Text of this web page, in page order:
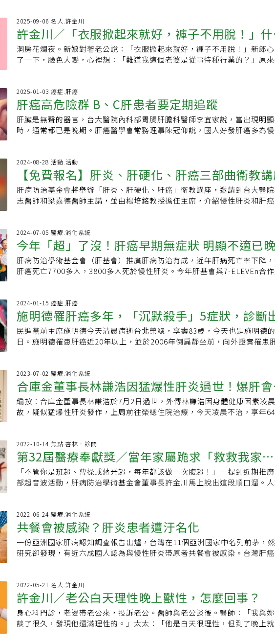
2025-09-06 名人.許金川
許金川／「衣服掀起來就好，褲子不用脫！」什
行業？
洞房花燭夜。新娘對著老公說：「衣服掀起來就好，褲子不用脫！」新郎
了一下，臉色大變，心裡想：「難道我這個老婆是從事特種行業的？」原
有人上床，隨口就噴出這句話。這也算是一種職業病，不少人某種職業待久
多或少都會帶來一些不良的後果，例如以前不少做礦工的，長期在礦坑內吸
少粒子，因此肺部就纖維化，醫學上稱為「矽沉積症」，不少人後來就因為
過氣，呼吸衰竭而往生。又如長期在高噪音環境中工作，後來聽力也會損
婆罵他也聽不到。醫護人員因檢查診治病人，不小心被針頭扎到，感染到B
間，不少醫護人員因診治病人而感染，有些人甚至造成呼吸衰竭而往生，真
謂「出師未捷身先死，長使英雄淚滿襟」。近年來，手機幾乎人手一機，手
做越大、越重，不少人因長期拿手機，形成腕隧道症候群，手腕疼痛，影
生活。此外，長期眼睛盯住手機，引起乾眼症，視力減退，甚至引起視網
定的耐受度，在職場中，要隨時審視自己的工作，是否傷了你寶貝的肉身，
永遠健康快樂！●肝病防治學術基金會「免費抽血癌篩&amp;腹超」活動預
2025年9月14日(日)，高雄市楠梓區，詳情請看https://reurl.cc/EQWdnR
2025-01-03 癌症.肝癌
肝癌高危險群 B、C肝患者要定期追蹤
肝臟是無聲的器官，台大醫院內科部胃腸肝膽科醫師李宜家說，當出現明
時，通常都已是晚期。肝癌醫學會常務理事陳冠仰說，國人好發肝癌多為
患者應每6個月進行抽血、超音波檢查，抽血檢查胎兒蛋白等指標，嚴重肝
更應每3個月檢查一次。如超音波檢查發現異狀，進一步使用電腦斷層掃描
造影檢查。目前肝癌發生率已降至十大好發癌症的第四位。依醫學文獻研究
算一顆肝癌腫瘤從未發現到檢查發現，約需4.6個月，但陳冠仰說，很多人
會那麼倒楣，忽略了定期追蹤，直到腹痛就醫，多半已是晚期。原因是肝臟
授自知是B肝帶原者，但因工作很忙，到處開會、教學，無暇接受定期追蹤
確診時已到了晚期，不幸於三個月後離世。不少民眾請假出國遊玩，卻很少
為了健康檢查而請假，肝癌被稱為沉默的殺手，呼籲民眾一定要定期檢查
內科醫師方冠傑說，民眾應養成定期健檢的習慣，一旦出現腹痛、食欲不
電燒、微波治療、手術等。肝癌其餘的風險因子，還有喝酒所引起的「酒精
炎」以及近年全球都在討論的「脂肪肝」。李宜家表示，酒精性肝炎的防
就是「戒酒」，近年愈來愈多研究顯示，酒精成癮者除了可以透過醫療介入
入心理治療能更有效戒斷酒精成癮行為；而脂肪肝與肥胖、代謝疾病症候
關，可從飲食控制、運動等著手。
2024-08-28 活動.活動
【免費報名】肝炎、肝硬化、肝癌三部曲衞教
肝病防治基金會將舉辦「肝炎、肝硬化、肝癌」衛教講座，邀請到台大醫
志醫師和梁嘉德醫師主講，並由楊培銘教授擔任主席，介紹慢性肝炎和肝
請撥打0800000583或用Google表單報名 https://reurl.cc/NlqNgk
2024-07-05 醫療.消化系統
今年「超」了沒！肝癌早期無症狀 明顯不適已
肝病防治學術基金會（肝基會）推廣肝病防治有成，近年肝病死亡率下降
肝癌死亡7700多人，3800多人死於慢性肝炎。今年肝基會與7-ELEVEn合
次腹部超音波檢查。肝病是台灣最大的本土病，B肝帶原者有160餘萬人，慢
型肝炎患者有40至60萬人，都是肝癌的高危險群；沒有B肝的成年人，大
過B肝，也可能有肝硬化及肝癌而不自知。腹部超音波則是早期發現肝癌最
查工具。肝病病友郭忠順去年底參加肝基會舉辦的「免費保肝篩檢」活動，
抽血檢查，未料檢查報告顯示，甲型胎兒蛋白（AFP）高達45點多，肝指數
曾感染B肝，還好及時獲得醫治。衛福部次長周志浩表示，肝癌早期通常沒
狀，若出現明顯不適，大都已是晚期，呼籲民眾多善用政府提供40歲以上民
免費成人健檢服務。肝基會總執行長楊培銘表示，過去國人B肝帶原者約15
20%，遠高出全球平均的5%，台灣B肝感染率之高，也增加了肝癌風險。
年超了沒」活動，7-ELEVEn指定門市成為保肝衛教諮詢站，提供免費保肝
查、腹部超音波等健康檢查服務，增加民眾接受篩檢的可近性。國人對肝病
感，甚至以為熬夜是導致肝病的主要原因，病毒性肝炎才是大宗。楊培銘呼
肝臟是沉默的器官，等到發現症狀時已經來不及了，主動篩檢、積極追蹤
治療，是預防肝硬化及肝癌的關鍵。肝基會董事長許金川表示，肝基會自
及治療，都可以獲得良好控制，避免黑白人生。
2024-01-15 癌症.肝癌
施明德罹肝癌多年，「沉默殺手」5症狀，診斷
多已晚期！這些名人都因肝癌病逝
民進黨前主席施明德今天清晨病逝台北榮總，享壽83歲，今天也是施明德
日。施明德罹患肝癌近20年以上，並於2006年倒扁靜坐前，向外證實罹患
是國人十大癌症死因第一或第二名，每年因肝癌死亡人數約5000至7000人
閱讀· 王光輝、吳孟達、金庸…這些名人都因肝癌逝世！初期肝癌無明顯症
部症狀明顯時多已晚期台灣癌症基金會引用國衛院國家癌症研究中心醫師林
指出，初期肝癌沒有明顯症狀，往往在晚期，或當局部症狀明顯時才被診
來，因此增加治療的困難度。小的腫瘤只能靠影像檢查來偵測，所以定期檢
見的症狀，包括腸胃道出血、肝衰竭 (出現腹水、黃疸、肝腦病變等)、腫瘤
出血等。肝病三部曲：慢性肝炎、肝硬化、肝癌台灣癌症基金會表示，在台
慢性Ｂ型肝炎及Ｃ型肝炎是引起肝癌的主因，約有6%至70%是Ｂ型肝炎引
20%是Ｃ型肝炎所引起的。感染Ｂ型肝炎或Ｃ型肝炎病毒之後，有一部份
的發生有關。如醫學研證實，黃麴毒素會增加Ｂ型肝炎患者罹患肝癌的機會
酗酒導致酒精性肝炎、肝硬化，間接增加了致癌的危險，也像抽菸導致肺癌
值得注意。肝癌只要發現得早，是可以治療的，而且效果不錯。目前肝癌的
方法已相當進步，常見的治療有手術切除、無線電頻燒灼術、血管栓塞、局
精注射、局部醋酸注射、微波凝固、冷凍療法、標靶治療、放射線治療、
意，卻默默傷害你的肝臟肝癌如何預防？不吸菸、不酗酒。養成良好的運動
慣，生活有規律，避免過度疲勞。注射B型肝炎疫苗。注重飲食衛生。減少
有亞硝胺的食物。不吃發霉食物。肝癌高危險群（肝硬化、慢性肝炎患者、
C 肝炎帶原者）應定期主動至醫院追蹤檢查。》疾病百科／肝癌責任編輯
2023-07-02 醫療.消化系統
合庫金董事長林謙浩因猛爆性肝炎過世！爆肝會
起猛爆性肝炎？一次了解成因、症狀與預防
編按：合庫金董事長林謙浩於7月2日過世，外傳林謙浩因身體健康因素凌
故，疑似猛爆性肝炎發作，上周前往榮總住院治療，今天凌晨不治，享年
素，造成肝炎急性發作，這時往往只能「聽天由命」，或依病情需要立即啟
肝程序。陳堯俐指出，猛爆性肝炎患者常已有慢性肝病，此時肝功能不佳，
上感染、壓力、勞累或未定期服藥等外在因素，造成急性發作，症狀有黃疸
指數飆高。若猛爆性肝炎患者年齡較輕，肝功能還能支撐，病情是來得快
快，但年逾60歲患者，肝功能長期不佳，一旦出現大風暴，可能就無法承受
忙碌、生活壓力大，常有人說累到「爆肝」，但肝臟真的會爆裂嗎？醫師表
所謂爆肝應該是不容易，而是B肝、C肝等患者受到工作過勞、壓力大等誘發
素，造成肝臟細胞大量壞死，出現肝功能異常、急性肝衰竭症狀，而引發的
性肝炎，平時應著重規律運動，適時紓解壓力和保持正常生活作息，預防
因素突然罹患肝炎，而出現黃疸等症狀，並於8周內出現肝昏迷，即是肝性
情形，這在國內並不常見，主因是國內B肝、C肝患者多，因此多是亞急性的
性肝炎，其中又以B肝造成的猛爆性肝炎為大宗。「俗話說病從口入，如服
乙醯氨酚等成分的藥物，或中藥偏方，或有酒癮等，都可能引起猛爆性肝
台北榮總內科部胃腸肝膽科主治醫師蘇建維也說，國內最常見的致病因素
2022-10-14 焦點.杏林．診間
第32屆醫療奉獻獎／當年家屬跪求「救救我家
人」，至今仍心痛！台灣阿「肝」許金川，寧
「不管你是班超、曹操或蔣光超，每年都該做一次腹超！」一提到近期推
部超音波活動，肝病防治學術基金會董事長許金川馬上說出這段順口溜。人
「肝病在台灣消失」。台大醫院過去有個傳說，有兩位醫師不管時間多晚都
辦公室裡找到人，一位是現任台北市長柯文哲，另一位就是許P。許金川說
拚命是因為自己是鄉下孩子，雖然讀了醫學院、當了醫師，還是想爭一口氣
屬跪求「救救我家人」，為時已晚至今仍心痛。許金川三更半夜仍不歸營最
的故事是：他第二年住院醫師時，台大引進當時最新的超音波儀器，放在婦
影，對他有極大吸引力，一有時間就去研究，常常忘記下班更忘記時間。後
大引進更先進的儀器，他開始利用超音波揪出早期肝癌，並採取酒精注射法
肝癌細胞提早壞死。愈接觸肝病患者，愈發覺國人對這個國病的認識並不
多患者發現時已是肝癌末期。幾乎天天都會有家屬跪在地上哀求許金川「
2022-06-24 醫療.消化系統
共餐會被感染？肝炎患者遭汙名化
一份亞洲國家肝病認知調查報告出爐，台灣在11個亞洲國家中名列前茅，然
研究卻發現，有近六成國人認為與慢性肝炎帶原者共餐會被感染。台灣肝
肝炎病毒所誘發的末期肝臟疾病，但一般民眾在肝病認知上仍有進步的空間
項跨國研究計畫主持人、陽明交通大學醫學院臨床醫學研究所教授李美璇表
分析計畫結果發現，各國的高慢性肝炎病毒盛行率與死亡率，與該地民眾的
疾病認知程度高呈現正相關。而國人在肝病認知上，以病毒傳染途徑分數
僅三成民眾知道慢性肝炎病毒傳染與病毒有關，四成民眾認為慢性病毒型肝
2022-05-21 名人.許金川
許金川／老公白天理性晚上獸性，怎麼回事？
身心科門診，老婆帶老公來，投訴老公。醫師與老公談後。醫師：「我與
談了很久，發現他還滿理性的。」太太：「他是白天很理性，但到了晚上